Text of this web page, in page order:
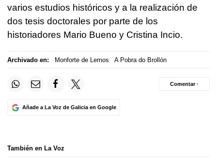
varios estudios históricos y a la realización de
dos tesis doctorales por parte de los
historiadores Mario Bueno y Cristina Incio.
Archivado en: Monforte de Lemos A Pobra do Brollón
Añade a La Voz de Galicia en Google
Comentar ·
También en La Voz